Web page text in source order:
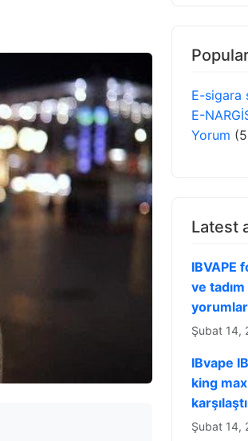
E-sigara
E-
Yorum
Latest
IBVAPE
ve tadım
Şubat 14,
IBvape
king
Şubat 14,